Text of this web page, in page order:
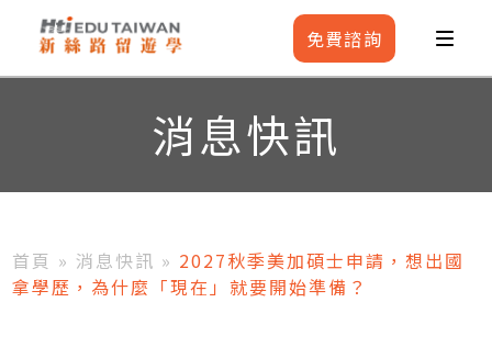
免費諮詢
消息快訊
首頁 » 消息快訊 » 2027秋季美加碩士申請，想出國
拿學歷，為什麼「現在」就要開始準備？